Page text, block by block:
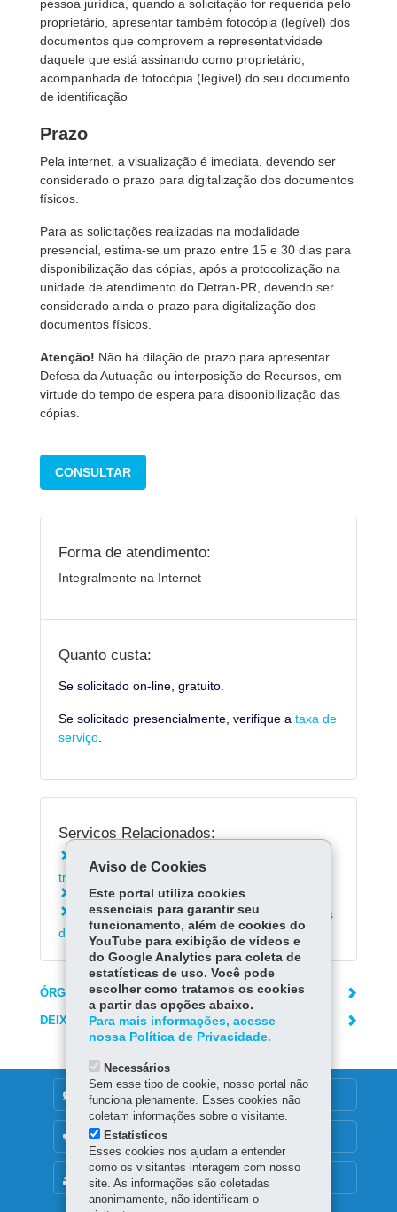
pessoa jurídica, quando a solicitação for requerida pelo
proprietário, apresentar também fotocópia (legível) dos
documentos que comprovem a representatividade
daquele que está assinando como proprietário,
acompanhada de fotocópia (legível) do seu documento
de identificação
Prazo
Pela internet, a visualização é imediata, devendo ser
considerado o prazo para digitalização dos documentos
físicos.
Para as solicitações realizadas na modalidade
presencial, estima-se um prazo entre 15 e 30 dias para
disponibilização das cópias, após a protocolização na
unidade de atendimento do Detran-PR, devendo ser
considerado ainda o prazo para digitalização dos
documentos físicos.
Atenção! Não há dilação de prazo para apresentar
Defesa da Autuação ou interposição de Recursos, em
virtude do tempo de espera para disponibilização das
cópias.
CONSULTAR
Forma de atendimento:
Integralmente na Internet
Quanto custa:
Se solicitado on-line, gratuito.
Se solicitado presencialmente, verifique a taxa de
serviço
Serviços Relacionados:
Indicar condutor para auto de infração de
trânsito do Detran-PR
Emitir guia para pagamento de multas
Solicitar cópia do processo digital sobre autos
de infração de trânsito municipais
ÓRGÃO RESPONSÁVEL
DEIXE SUA OPINIÃO
MAPA DO SITE
DENUNCIE CORRUPÇÃO
OUVIDORIA
Aviso de Cookies
Este portal utiliza cookies
essenciais para garantir seu
funcionamento, além de cookies do
YouTube para exibição de vídeos e
do Google Analytics para coleta de
estatísticas de uso. Você pode
escolher como tratamos os cookies
a partir das opções abaixo.
Para mais informações, acesse
nossa Política de Privacidade.
Necessários
Sem esse tipo de cookie, nosso portal não
funciona plenamente. Esses cookies não
coletam informações sobre o visitante.
Estatísticos
Esses cookies nos ajudam a entender
como os visitantes interagem com nosso
site. As informações são coletadas
anonimamente, não identificam o